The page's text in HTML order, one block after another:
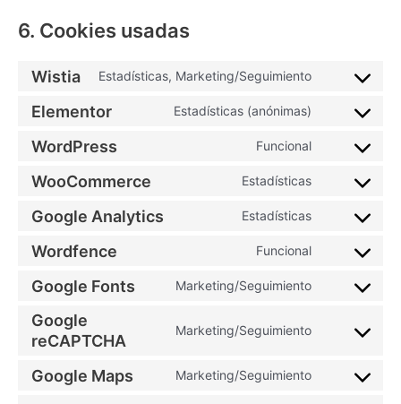
6. Cookies usadas
Wistia Estadísticas, Marketing/Seguimiento
Elementor Estadísticas (anónimas)
WordPress Funcional
WooCommerce Estadísticas
Google Analytics Estadísticas
Wordfence Funcional
Google Fonts Marketing/Seguimiento
Google
reCAPTCHA
Marketing/Seguimiento
Google Maps Marketing/Seguimiento